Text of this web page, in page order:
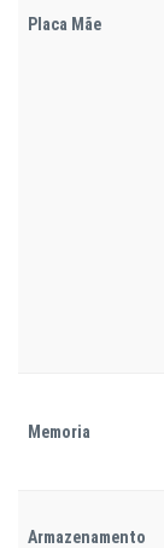
Placa Mãe
Memoria
Armazenamento